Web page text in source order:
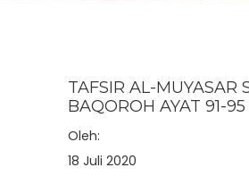
TAFSIR AL-MUYASAR
BAQOROH AYAT 91-95
Oleh:
18 Juli 2020